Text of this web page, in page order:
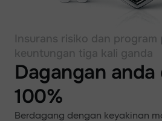
Insurans risiko dan program
keuntungan tiga kali ganda
Dagangan
100%
Berdagang dengan keyakinan